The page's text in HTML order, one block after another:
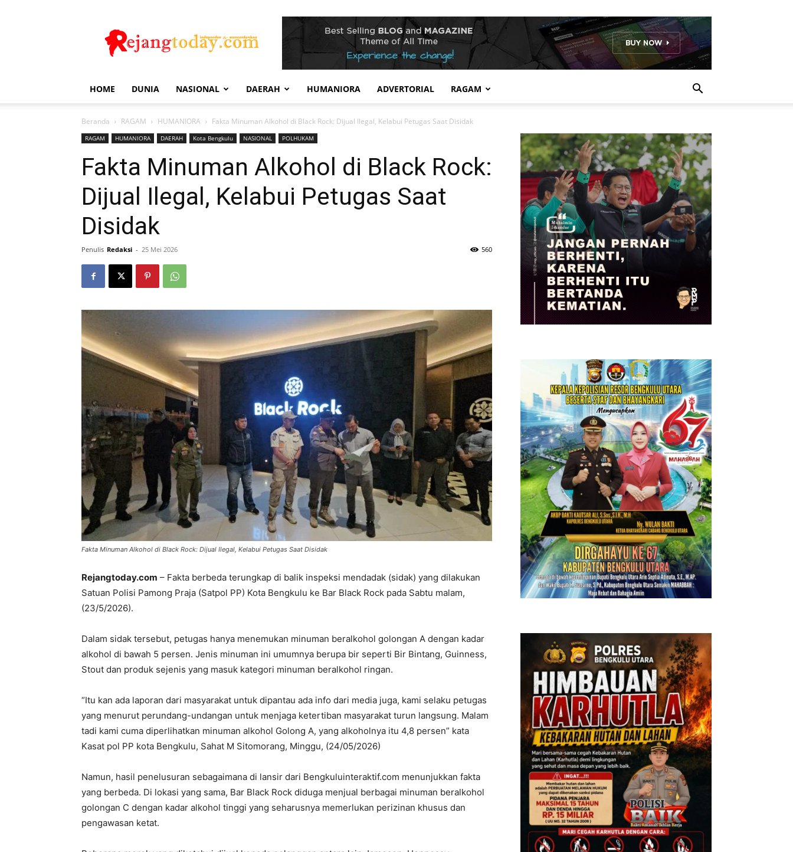
Today
HOME DUNIA NASIONAL DAERAH HUMANIORA ADVERTORIAL RAGAM
Beranda RAGAM HUMANIORA Fakta Minuman Alkohol di Black Rock: Dijual Ilegal, Kelabui Petugas Saat Disidak
RAGAM HUMANIORA DAERAH Kota Bengkulu NASIONAL POLHUKAM
Fakta Minuman Alkohol di Black Rock:
Dijual Ilegal, Kelabui Petugas Saat
Disidak
Penulis Redaksi - 25 Mei 2026 560
Fakta Minuman Alkohol di Black Rock: Dijual Ilegal, Kelabui Petugas Saat Disidak
Rejangtoday.com – Fakta berbeda terungkap di balik inspeksi mendadak (sidak) yang dilakukan
Satuan Polisi Pamong Praja (Satpol PP) Kota Bengkulu ke Bar Black Rock pada Sabtu malam,
(23/5/2026).
Dalam sidak tersebut, petugas hanya menemukan minuman beralkohol golongan A dengan kadar
alkohol di bawah 5 persen. Jenis minuman ini umumnya berupa bir seperti Bir Bintang, Guinness,
Stout dan produk sejenis yang masuk kategori minuman beralkohol ringan.
“Itu kan ada laporan dari masyarakat untuk dipantau ada info dari media juga, kami selaku petugas
yang menurut perundang-undangan untuk menjaga ketertiban masyarakat turun langsung. Malam
tadi kami cuma diperlihatkan minuman alkohol Golong A, yang alkoholnya itu 4,8 persen” kata
Kasat pol PP kota Bengkulu, Sahat M Sitomorang, Minggu, (24/05/2026)
Namun, hasil penelusuran sebagaimana di lansir dari Bengkuluinteraktif.com menunjukkan fakta
yang berbeda. Di lokasi yang sama, Bar Black Rock diduga menjual berbagai minuman beralkohol
golongan C dengan kadar alkohol tinggi yang seharusnya memerlukan perizinan khusus dan
pengawasan ketat.